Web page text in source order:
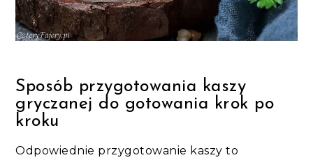
Sposób przygotowania kaszy
gryczanej do gotowania krok po
kroku
Odpowiednie przygotowanie kaszy to